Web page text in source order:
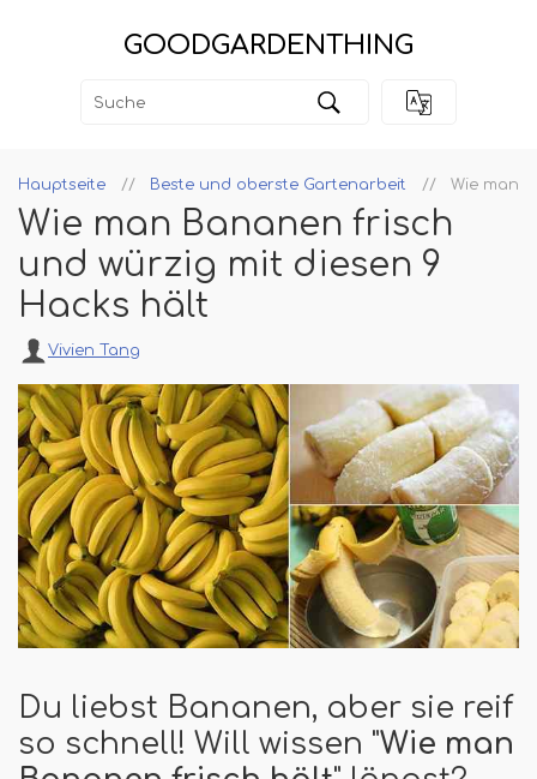
GOODGARDENTHING
Hauptseite Beste und oberste Gartenarbeit Wie man
Wie man Bananen frisch
und würzig mit diesen 9
Hacks hält
Vivien Tang
Du liebst Bananen, aber sie reif
so schnell! Will wissen "Wie man